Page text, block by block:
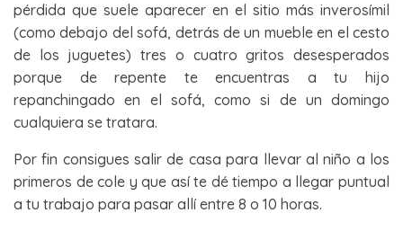
pérdida que suele aparecer en el sitio más inverosímil
(como debajo del sofá, detrás de un mueble en el cesto
de los juguetes) tres o cuatro gritos desesperados
porque de repente te encuentras a tu hijo
repanchingado en el sofá, como si de un domingo
cualquiera se tratara.
Por fin consigues salir de casa para llevar al niño a los
primeros de cole y que así te dé tiempo a llegar puntual
a tu trabajo para pasar allí entre 8 o 10 horas.